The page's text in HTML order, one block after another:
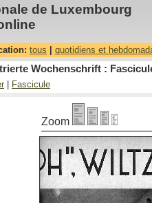
de Luxembourg
tous quotidiens et
Wochenschrift :
Fascicule
Zoom